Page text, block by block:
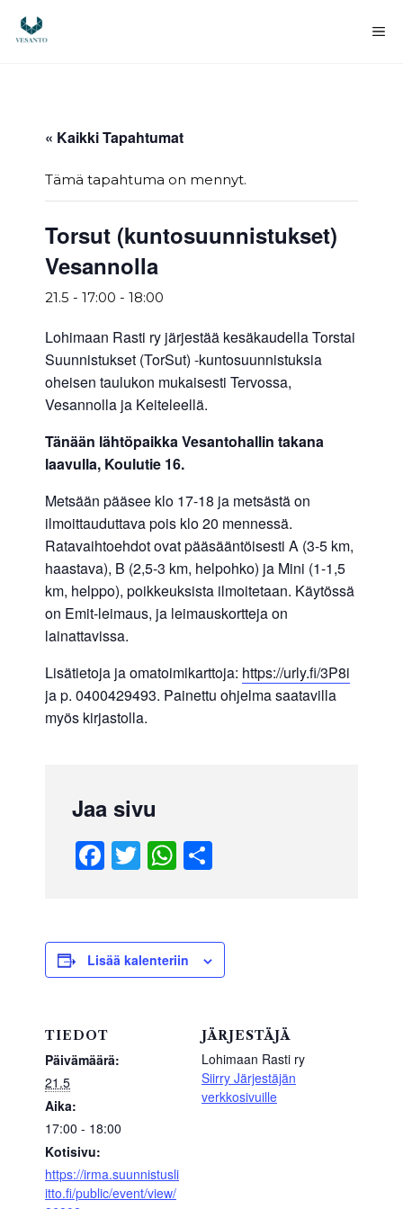
sisältöön
« Kaikki Tapahtumat
Tämä tapahtuma on mennyt.
Torsut (kuntosuunnistukset)
Vesannolla
21.5 - 17:00 - 18:00
Lohimaan Rasti ry järjestää kesäkaudella Torstai
Suunnistukset (TorSut) -kuntosuunnistuksia
oheisen taulukon mukaisesti Tervossa,
Vesannolla ja Keiteleellä.
Tänään lähtöpaikka Vesantohallin takana
laavulla, Koulutie 16.
Metsään pääsee klo 17-18 ja metsästä on
ilmoittauduttava pois klo 20 mennessä.
Ratavaihtoehdot ovat pääsääntöisesti A (3-5 km,
haastava), B (2,5-3 km, helpohko) ja Mini (1-1,5
km, helppo), poikkeuksista ilmoitetaan. Käytössä
on Emit-leimaus, ja leimauskortteja on
lainattavissa.
Lisätietoja ja omatoimikarttoja: https://urly.fi/3P8i
ja p. 0400429493. Painettu ohjelma saatavilla
myös kirjastolla.
Jaa sivu
F
a
e
b
o
k
T
wi
er
W
h
s
A
e
Lisää kalenteriin
TIEDOT
Päivämäärä:
21.5
Aika:
17:00 - 18:00
Kotisivu:
https://irma.suunnistusli
itto.fi/public/event/view/
JÄRJESTÄJÄ
Lohimaan Rasti ry
Siirry Järjestäjän
verkkosivuille